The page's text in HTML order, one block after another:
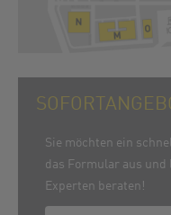
Sie möchten ein
das Formular aus und
Experten beraten!